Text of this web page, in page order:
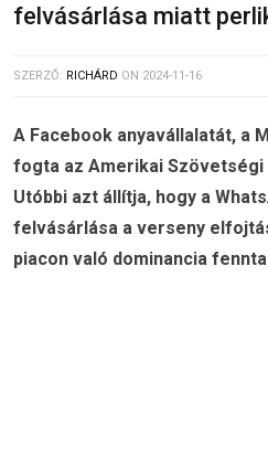
felvásárlása miatt
SZERZŐ: RICHÁRD ON 2024-11-16
A Facebook anyavállalatát, a
fogta az Amerikai
Utóbbi azt állítja, hogy a
felvásárlása a verseny
piacon való dominancia